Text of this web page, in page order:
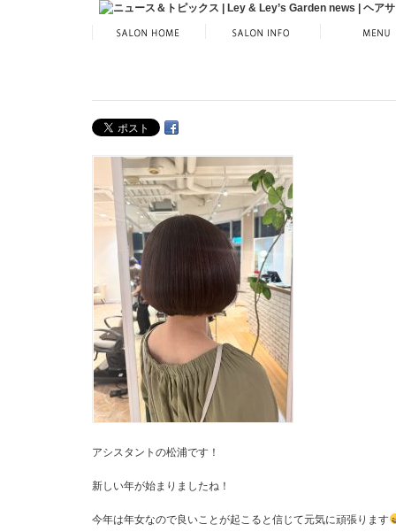
アシスタントの松浦です！
新しい年が始まりましたね！
今年は年女なので良いことが起こると信じて元気に頑張ります